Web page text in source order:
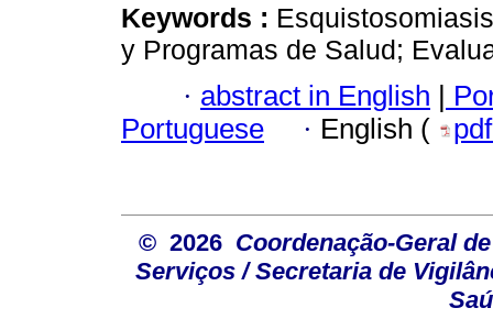
Keywords :
y Programas de Salud;
· abstract in English
Portuguese
· English (
© 2026 Coordenação-Geral
Serviços / Secretaria de